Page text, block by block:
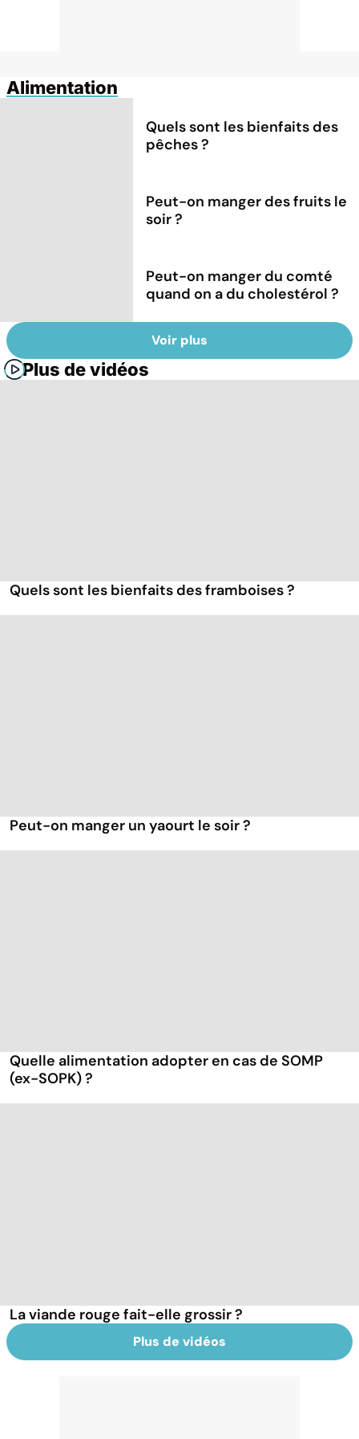
Alimentation
Quels sont les bienfaits des
pêches ?
Peut-on manger des fruits le
soir ?
Peut-on manger du comté
quand on a du cholestérol ?
Voir plus
Plus de vidéos
Quels sont les bienfaits des framboises ?
Peut-on manger un yaourt le soir ?
Quelle alimentation adopter en cas de SOMP
(ex-SOPK) ?
La viande rouge fait-elle grossir ?
Plus de vidéos